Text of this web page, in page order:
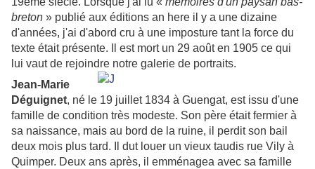
breton » publié aux éditions an here il y a une dizaine
d'années, j'ai d'abord cru à une imposture tant la force du
texte était présente. Il est mort un 29 août en 1905 ce qui
lui vaut de rejoindre notre galerie de portraits.
Jean-Marie
Déguignet, né le 19 juillet 1834 à Guengat, est issu d'une
famille de condition très modeste. Son père était fermier à
sa naissance, mais au bord de la ruine, il perdit son bail
deux mois plus tard. Il dut louer un vieux taudis rue Vily à
Quimper. Deux ans après, il emménagea avec sa famille